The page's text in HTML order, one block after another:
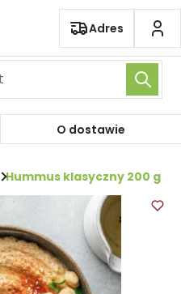
Adres
O dostawie
Hummus klasyczny 200 g